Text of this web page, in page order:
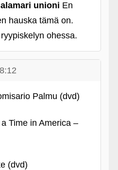
unioni En
hauska tämä on.
ohessa.
Palmu (dvd)
Time in America –
(dvd)